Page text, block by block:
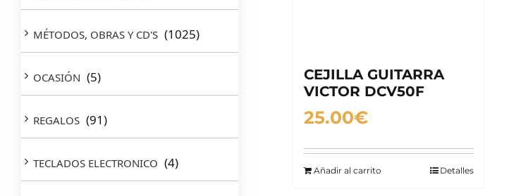
CEJILLA GUITARRA
VICTOR DCV50F
25.00€
Añadir al carrito Detalles
MÉTODOS, OBRAS Y CD'S (1025)
OCASIÓN (5)
REGALOS (91)
TECLADOS ELECTRONICO (4)